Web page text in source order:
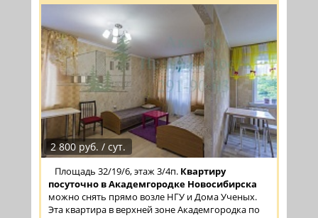
2 800 руб. / сут.
Площадь 32/19/6, этаж 3/4п. Квартиру
посуточно в Академгородке Новосибирска
можно снять прямо возле НГУ и Дома Ученых.
Эта квартира в верхней зоне Академгородка по